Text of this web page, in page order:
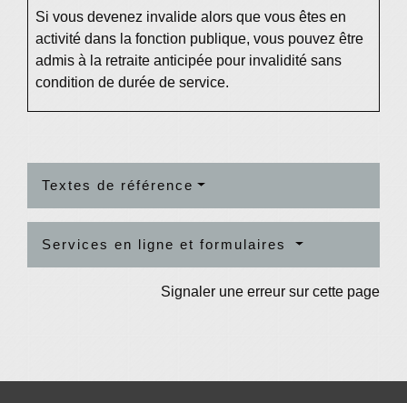
Si vous devenez invalide alors que vous êtes en
activité dans la fonction publique, vous pouvez être
admis à la retraite anticipée pour invalidité sans
condition de durée de service.
Textes de référence
Services en ligne et formulaires
Signaler une erreur sur cette page